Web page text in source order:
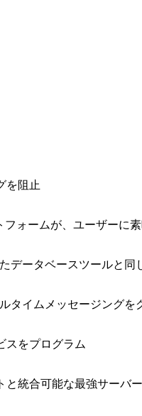
を阻止
ォームが、ユーザーに
データベースツールと同
タイムメッセージングを
スをプログラム
統合可能な最強サーバ